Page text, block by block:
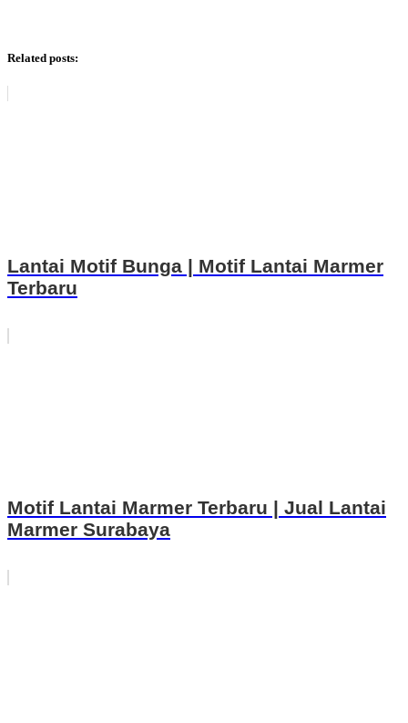
Related posts:
Lantai Motif Bunga | Motif Lantai Marmer
Terbaru
Motif Lantai Marmer Terbaru | Jual Lantai
Marmer Surabaya